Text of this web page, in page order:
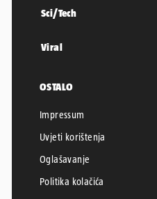
Sci/Tech
Viral
OSTALO
Impressum
Uvjeti korištenja
Oglašavanje
Politika kolačića